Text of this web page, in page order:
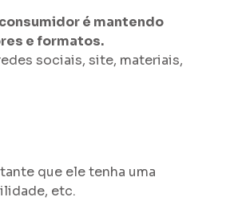
é mantendo
e formatos.
sociais, site, materiais,
que ele tenha uma
etc.